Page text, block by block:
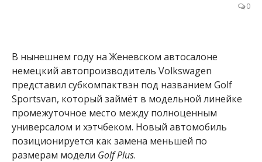
0
В нынешнем году на Женевском автосалоне
немецкий автопроизводитель Volkswagen
представил субкомпактвэн под названием Golf
Sportsvan, который займёт в модельной линейке
промежуточное место между полноценным
универсалом и хэтчбеком. Новый автомобиль
позиционируется как замена меньшей по
размерам модели Golf Plus.